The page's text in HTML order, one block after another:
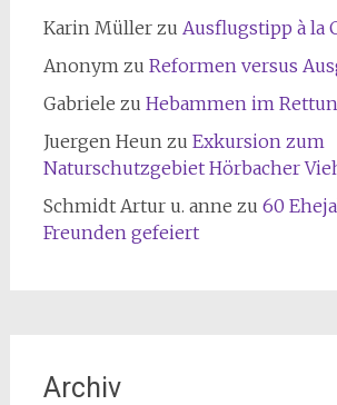
Karin Müllerzu Ausflugstipp à la
Anonym zu Reformen versus
Gabriele zu Hebammen im
Juergen Heun zu Exkursion zum
Naturschutzgebiet Hörbacher
Schmidt Artur u. anne zu 60
Freunden gefeiert
Archiv